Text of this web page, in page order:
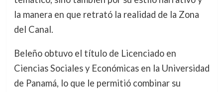
la manera en que retrató la realidad de la Zona
del Canal.
Beleño obtuvo el título de Licenciado en
Ciencias Sociales y Económicas en la Universidad
de Panamá, lo que le permitió combinar su